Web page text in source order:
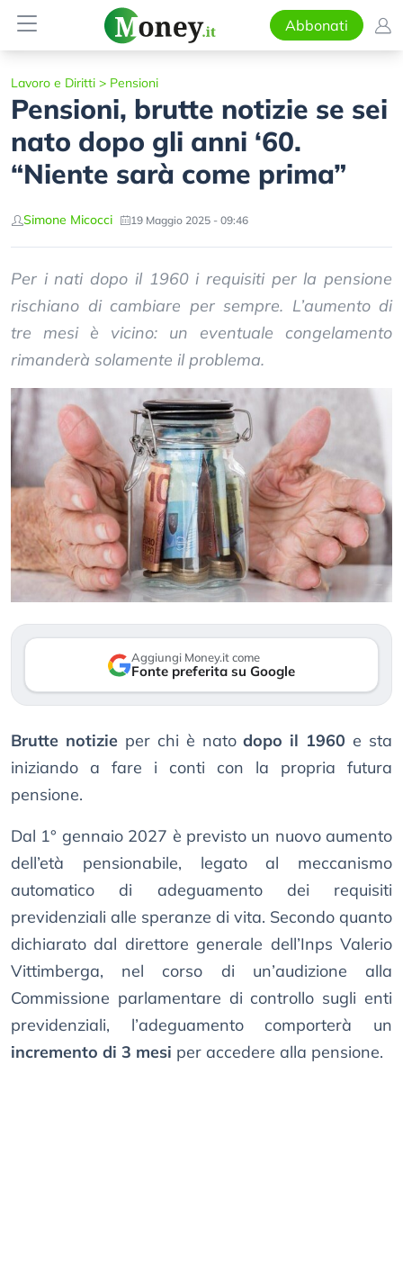
Abbonati
Lavoro e Diritti > Pensioni
Pensioni, brutte notizie se sei
nato dopo gli anni ‘60.
“Niente sarà come prima”
Simone Micocci 19 Maggio 2025 - 09:46
Per i nati dopo il 1960 i requisiti per la pensione
rischiano di cambiare per sempre. L’aumento di
tre mesi è vicino: un eventuale congelamento
rimanderà solamente il problema.
Aggiungi Money.it come
Fonte preferita su Google
Brutte notizieper chi è natodopo il 1960 e sta
iniziando a fare i conti con la propria futura
pensione.
Dal 1° gennaio 2027 è previsto un nuovo aumento
dell’età pensionabile, legato al meccanismo
automatico di adeguamento dei requisiti
previdenziali alle speranze di vita. Secondo quanto
dichiarato dal direttore generale dell’Inps Valerio
Vittimberga, nel corso di un’audizione alla
Commissione parlamentare di controllo sugli enti
previdenziali, l’adeguamento comporterà un
incremento di 3 mesi per accedere alla pensione.